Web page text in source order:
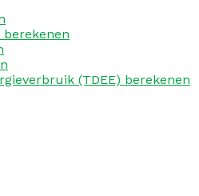
berekenen
(TDEE) berekenen